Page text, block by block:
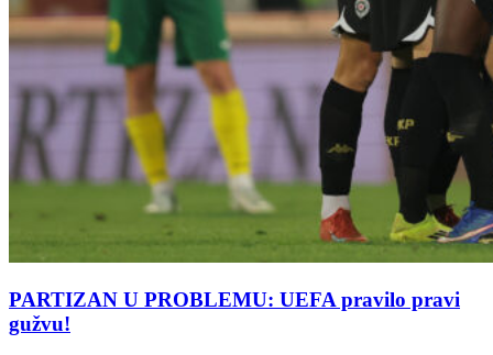
PARTIZAN U PROBLEMU: UEFA pravilo pravi
gužvu!